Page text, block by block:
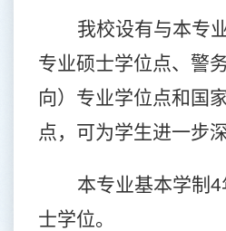
我校设有与本专
专业硕士学位点、警
向）专业学位点和国
点，可为学生进一步
本专业基本学制 4
士学位。